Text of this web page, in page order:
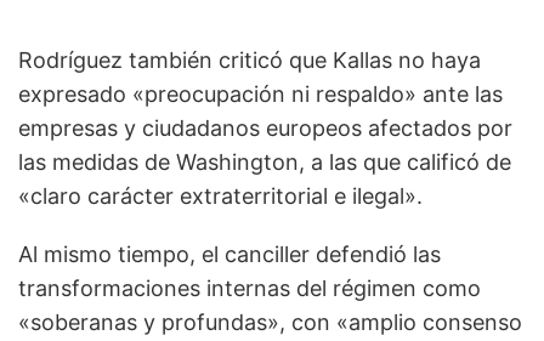
Rodríguez también criticó que Kallas no haya
expresado «preocupación ni respaldo» ante las
empresas y ciudadanos europeos afectados por
las medidas de Washington, a las que calificó de
«claro carácter extraterritorial e ilegal».
Al mismo tiempo, el canciller defendió las
transformaciones internas del régimen como
«soberanas y profundas», con «amplio consenso